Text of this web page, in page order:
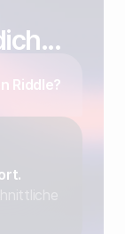
Riddle?